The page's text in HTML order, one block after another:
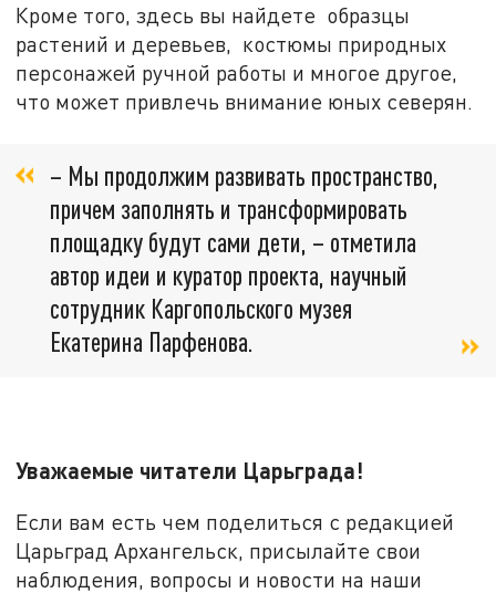
Кроме того, здесь вы найдете образцы
растений и деревьев, костюмы природных
персонажей ручной работы и многое другое,
что может привлечь внимание юных северян.
– Мы продолжим развивать пространство,
причем заполнять и трансформировать
площадку будут сами дети, – отметила
автор идеи и куратор проекта, научный
сотрудник Каргопольского музея
Екатерина Парфенова.
Уважаемые читатели Царьграда!
Если вам есть чем поделиться с редакцией
Царьград Архангельск, присылайте свои
наблюдения, вопросы и новости на наши